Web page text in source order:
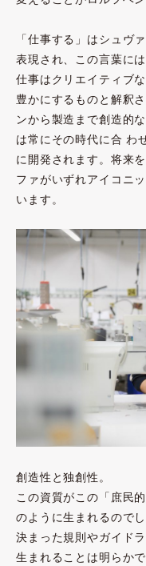
「仕事する」はシュヴ
表現され、この言葉に
仕事はクリエイティブ
豊かにするものと解釈
ンから製造まで創造的
は常にその時代に合 わ
に開発されます。将来
ファがいずれアイコニ
います。
創造性と独創性。
この資質がこの「庶民
のように生まれるのでし
決まった規則やガイド
生まれることは明らか